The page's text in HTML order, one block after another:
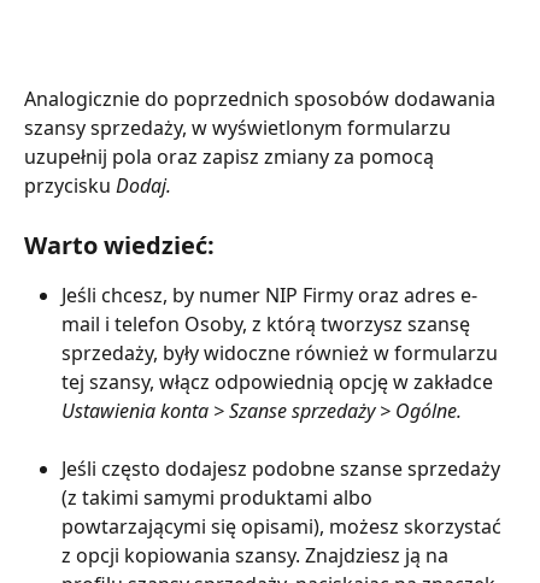
​Analogicznie do poprzednich sposobów dodawania
szansy sprzedaży, w wyświetlonym formularzu
uzupełnij pola oraz zapisz zmiany za pomocą
przycisku Dodaj.
Warto wiedzieć:
Jeśli chcesz, by numer NIP Firmy oraz adres e-
mail i telefon Osoby, z którą tworzysz szansę
sprzedaży, były widoczne również w formularzu
tej szansy, włącz odpowiednią opcję w zakładce
Ustawienia konta > Szanse sprzedaży > Ogólne.
Jeśli często dodajesz podobne szanse sprzedaży
(z takimi samymi produktami albo
powtarzającymi się opisami), możesz skorzystać
z opcji kopiowania szansy. Znajdziesz ją na